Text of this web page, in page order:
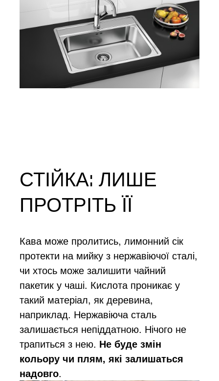
СТІЙКА: ЛИШЕ
ПРОТРІТЬ ЇЇ
Кава може пролитись, лимонний сік
протекти на мийку з нержавіючої сталі,
чи хтось може залишити чайний
пакетик у чаші. Кислота проникає у
такий матеріал, як деревина,
наприклад. Нержавіюча сталь
залишається непіддатною. Нічого не
трапиться з нею. Не буде змін
кольору чи плям, які залишаться
надовго.